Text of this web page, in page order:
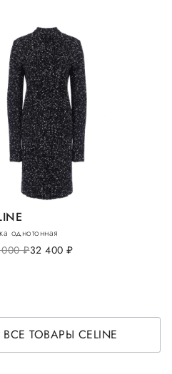
однотонная
000руб.32 400 руб.
ВСЕ ТОВАРЫ CELINE